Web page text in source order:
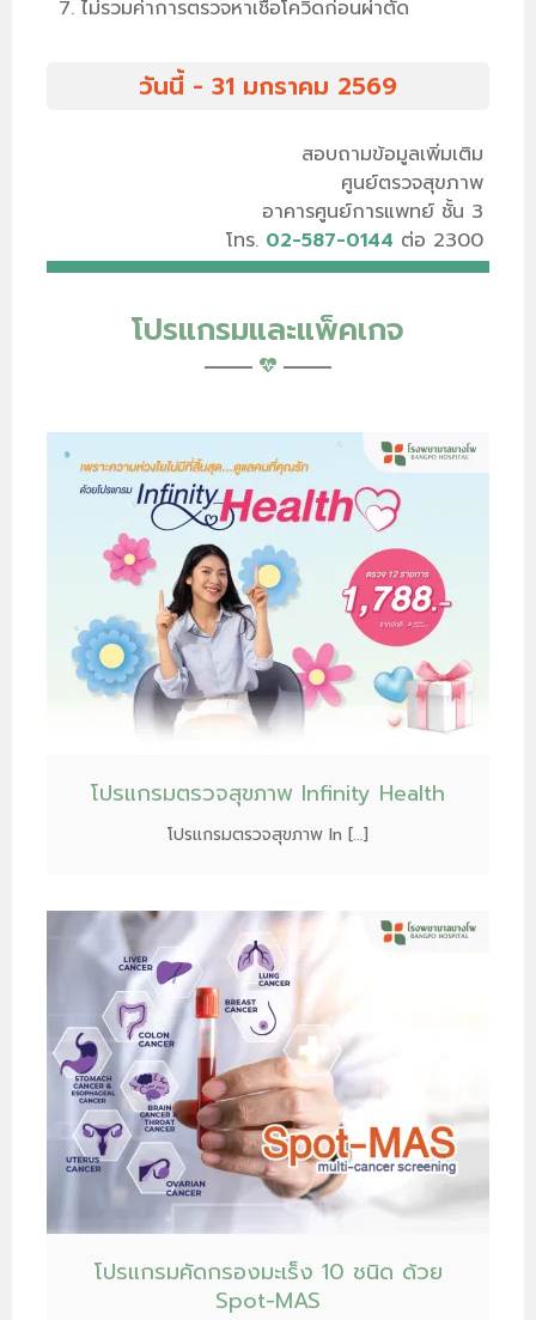
ไม่รวมค่าการตรวจหาเชื้อโควิดก่อนผ่าตัด
วันนี้ - 31 มกราคม 2569
สอบถามข้อมูลเพิ่มเติม
ศูนย์ตรวจสุขภาพ
อาคารศูนย์การแพทย์ ชั้น 3
โทร. 02-587-0144 ต่อ 2300
โปรแกรมและแพ็คเกจ
โปรแกรมตรวจสุขภาพ Infinity Health
โปรแกรมตรวจสุขภาพ In […]
โปรแกรมคัดกรองมะเร็ง 10 ชนิด ด้วย
Spot-MAS